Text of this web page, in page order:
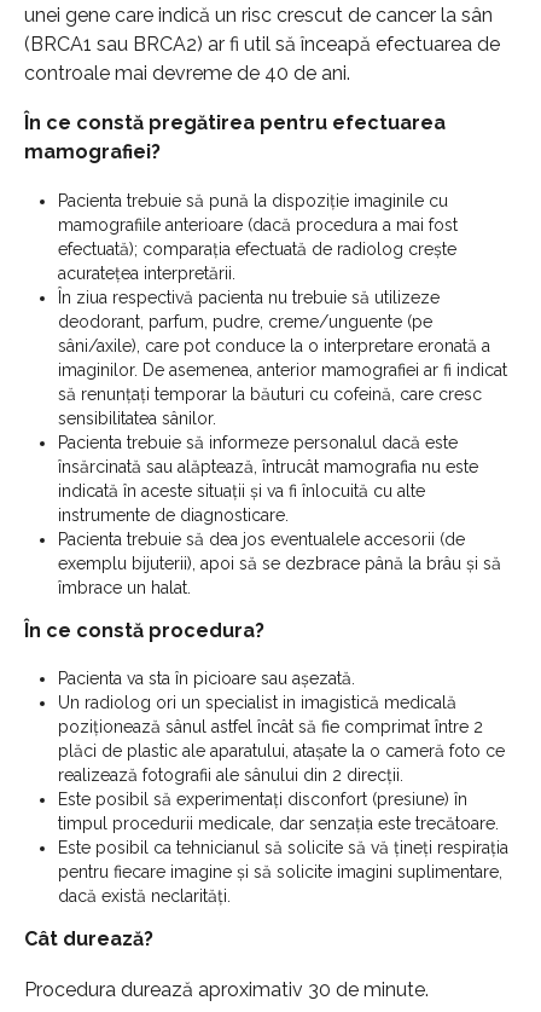
unei gene care indică un risc crescut de cancer la sân
(BRCA1 sau BRCA2) ar fi util să înceapă efectuarea de
controale mai devreme de 40 de ani.
În ce constă pregătirea pentru efectuarea
mamografiei?
Pacienta trebuie să pună la dispoziție imaginile cu
mamografiile anterioare (dacă procedura a mai fost
efectuată); comparația efectuată de radiolog crește
acuratețea interpretării.
În ziua respectivă pacienta nu trebuie să utilizeze
deodorant, parfum, pudre, creme/unguente (pe
sâni/axile), care pot conduce la o interpretare eronată a
imaginilor. De asemenea, anterior mamografiei ar fi indicat
să renunțați temporar la băuturi cu cofeină, care cresc
sensibilitatea sânilor.
Pacienta trebuie să informeze personalul dacă este
însărcinată sau alăptează, întrucât mamografia nu este
indicată în aceste situații și va fi înlocuită cu alte
instrumente de diagnosticare.
Pacienta trebuie să dea jos eventualele accesorii (de
exemplu bijuterii), apoi să se dezbrace până la brâu și să
îmbrace un halat.
În ce constă procedura?
Pacienta va sta în picioare sau așezată.
Un radiolog ori un specialist in imagistică medicală
poziționează sânul astfel încât să fie comprimat între 2
plăci de plastic ale aparatului, atașate la o cameră foto ce
realizează fotografii ale sânului din 2 direcții.
Este posibil să experimentați disconfort (presiune) în
timpul procedurii medicale, dar senzația este trecătoare.
Este posibil ca tehnicianul să solicite să vă țineți respirația
pentru fiecare imagine și să solicite imagini suplimentare,
dacă există neclarități.
Cât durează?
Procedura durează aproximativ 30 de minute.